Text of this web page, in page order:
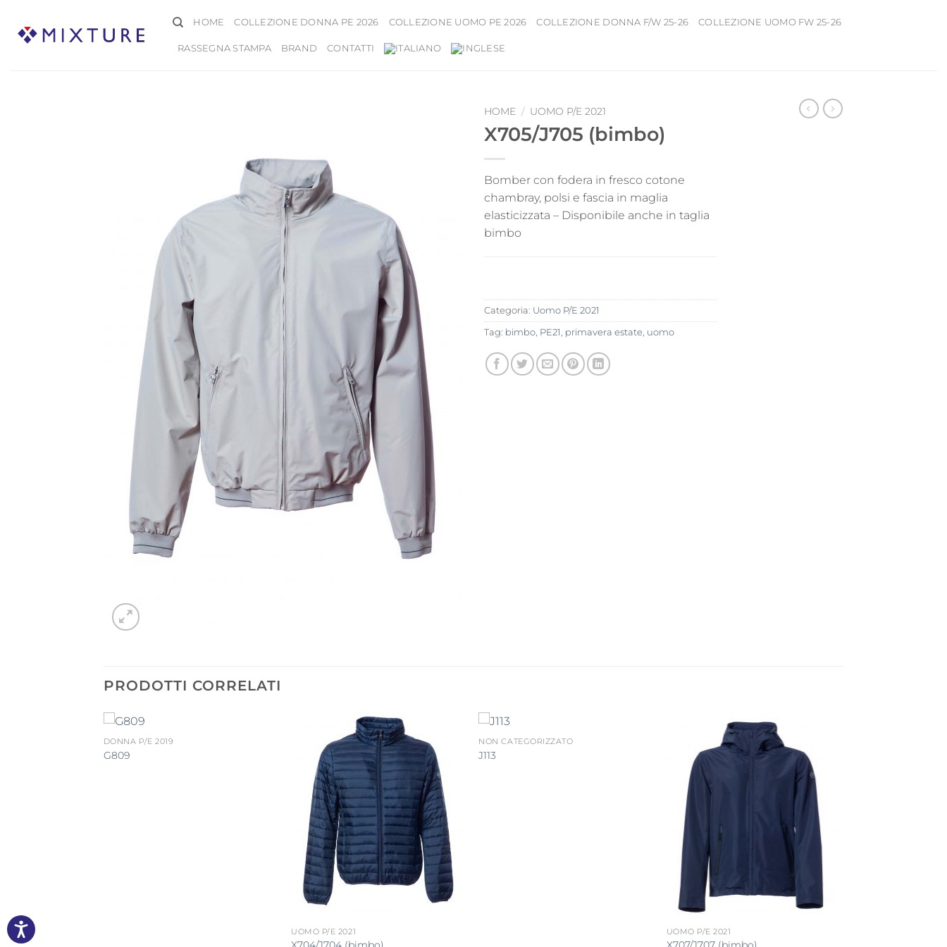
contenuti
HOME COLLEZIONE DONNA PE 2026 COLLEZIONE UOMO PE 2026 COLLEZIONE DONNA F/W 25-26 COLLEZIONE UOMO FW 25-26
RASSEGNA STAMPA BRAND CONTATTI
HOME / UOMO P/E 2021
X705/J705 (bimbo)
Bomber con fodera in fresco cotone
chambray, polsi e fascia in maglia
elasticizzata – Disponibile anche in taglia
bimbo
Categoria: Uomo P/E 2021
Tag: bimbo, PE21 , primavera estate, uomo
PRODOTTI CORRELATI
DONNA P/E 2019
G809
UOMO P/E 2021
NON CATEGORIZZATO
J113
UOMO P/E 2021